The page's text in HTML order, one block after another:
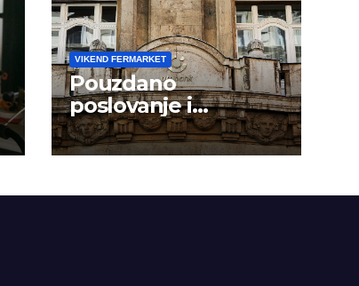
VIKEND FERMARKET
Pouzdano
poslovanje i
kontinuitet rasta